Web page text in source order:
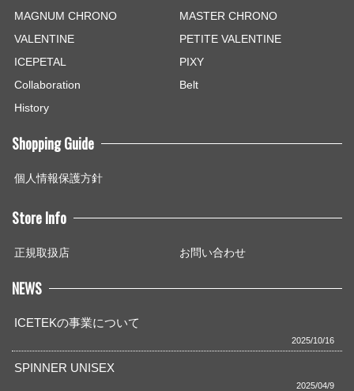
MAGNUM CHRONO
MASTER CHRONO
VALENTINE
PETITE VALENTINE
ICEPETAL
PIXY
Collaboration
Belt
History
Shopping Guide
個人情報保護方針
Store Info
正規取扱店 お問い合わせ
NEWS
ICETEKの事業について
2025/10/16
SPINNER UNISEX
2025/04/9